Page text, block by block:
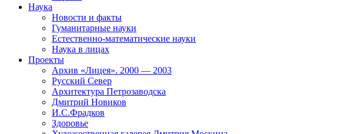
Наука
Новости и факты
Гуманитарные науки
Естественно-математические науки
Наука в лицах
Проекты
Архив «Лицея». 2000 — 2003
Русский Север
Архитектура Петрозаводска
Дмитрий Новиков
И.С.Фрадков
Здоровье